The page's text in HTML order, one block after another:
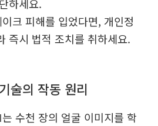
하세요.
이크 피해를 입었다면, 개인정
즉시 법적 조치를 취하세요.
술의 작동 원리
수천 장의 얼굴 이미지를 학